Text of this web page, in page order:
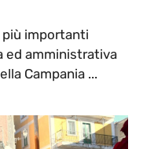
più importanti
ed amministrativa
Campania ...